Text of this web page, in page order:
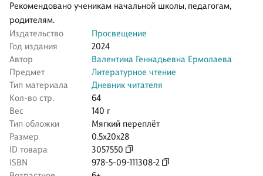
Рекомендовано ученикам начальной школы, педагогам,
родителям.
Издательство
Просвещение
Год издания
2024
Автор
Валентина Геннадьевна Ермолаева
Предмет
Литературное чтение
Тип материала
Дневник читателя
Кол-во стр.
64
Вес
140 г
Тип обложки
Мягкий переплёт
Размер
0.5x20x28
ID товара
3057550
ISBN
978-5-09-111308-2